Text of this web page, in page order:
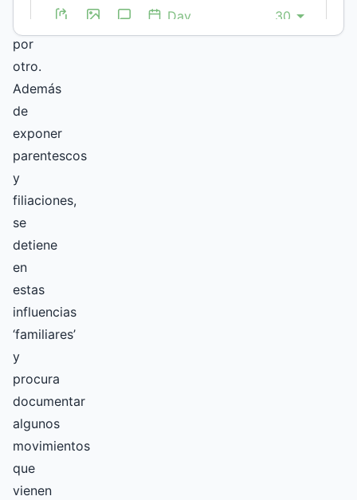
recientes,
por
otro.
Además
de
exponer
parentescos
y
filiaciones,
se
detiene
en
estas
influencias
‘familiares’
y
procura
documentar
algunos
movimientos
que
vienen